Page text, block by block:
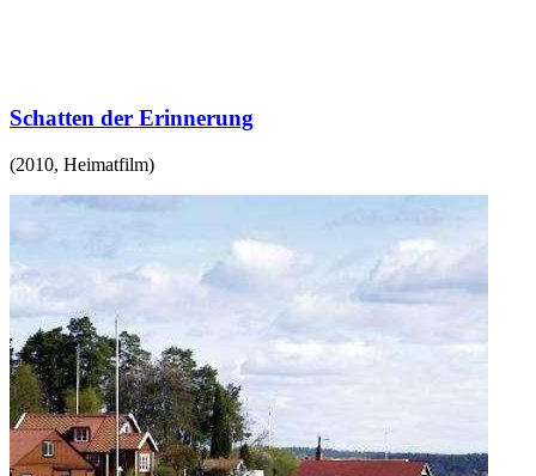
Schatten der Erinnerung
(2010, Heimatfilm)